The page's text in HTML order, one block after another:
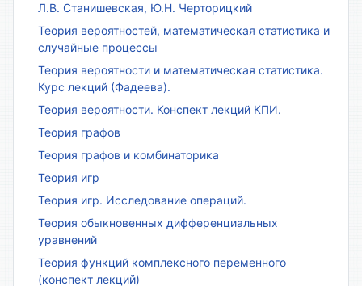
Л.В. Станишевская, Ю.Н. Черторицкий
Теория вероятностей, математическая статистика и
случайные процессы
Теория вероятности и математическая статистика.
Курс лекций (Фадеева).
Теория вероятности. Конспект лекций КПИ.
Теория графов
Теория графов и комбинаторика
Теория игр
Теория игр. Исследование операций.
Теория обыкновенных дифференциальных
уравнений
Теория функций комплексного переменного
(конспект лекций)